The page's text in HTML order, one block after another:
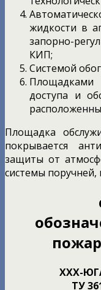
жидкости в
запорно-
КИП;
Системой
Площадками
доступа и
Площадка
покрывается
защиты от
системы поручней,
ХХХ-
ТУ